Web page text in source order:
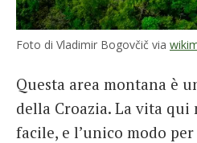
Foto di Vladimir Bogovčič via
Questa area montana è
della Croazia. La vita qui
facile, e l’unico modo